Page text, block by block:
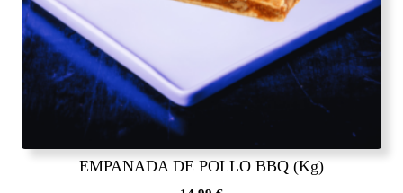
EMPANADA DE POLLO BBQ (Kg)